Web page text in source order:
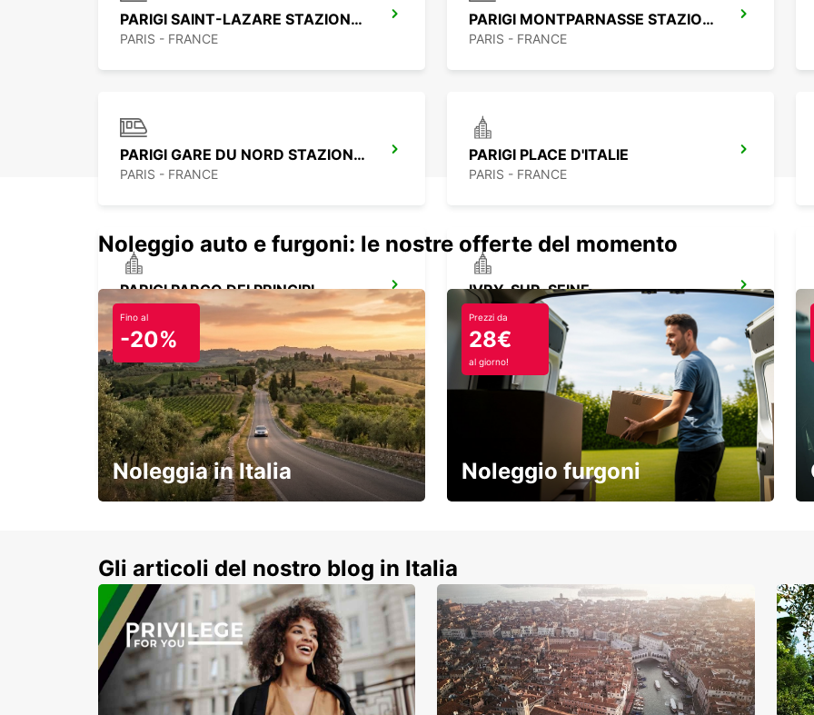
PARIGI SAINT-LAZARE STAZIONE FERROVIARIA
PARIS - FRANCE
PARIGI MONTPARNASSE STAZIONE FERROVIARIA
PARIS - FRANCE
PARIGI GARE DU NORD STAZIONE FERROVIARIA
PARIS - FRANCE
PARIGI PLACE D'ITALIE
PARIS - FRANCE
PARIGI PARCO DEI PRINCIPI
PARIS - FRANCE
IVRY-SUR-SEINE
IVRY SUR SEINE - FRANCE
MAISONS-ALFORT
MAISONS ALFORT - FRANCE
Noleggio auto e furgoni: le nostre offerte del momento
Fino al
-20%
Noleggia in Italia
Prezzi da
28€
al giorno!
Noleggio furgoni
Gli articoli del nostro blog in Italia